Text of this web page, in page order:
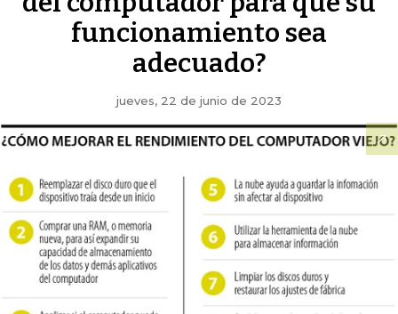
funcionamiento sea
adecuado?
jueves, 22 de junio de 2023